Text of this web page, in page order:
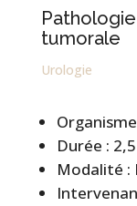
tumorale
Urologie
Durée :
Modalité :